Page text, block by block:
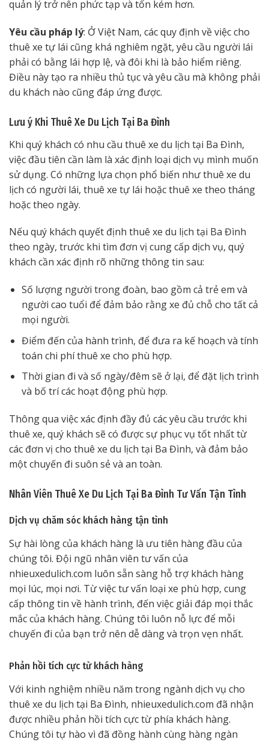
quản lý trở nên phức tạp và tốn kém hơn.
Yêu cầu pháp lý: Ở Việt Nam, các quy định về việc cho
thuê xe tự lái cũng khá nghiêm ngặt, yêu cầu người lái
phải có bằng lái hợp lệ, và đôi khi là bảo hiểm riêng.
Điều này tạo ra nhiều thủ tục và yêu cầu mà không phải
du khách nào cũng đáp ứng được.
Lưu ý Khi Thuê Xe Du Lịch Tại Ba Đình
Khi quý khách có nhu cầu thuê xe du lịch tại Ba Đình,
việc đầu tiên cần làm là xác định loại dịch vụ mình muốn
sử dụng. Có những lựa chọn phổ biến như thuê xe du
lịch có người lái, thuê xe tự lái hoặc thuê xe theo tháng
hoặc theo ngày.
Nếu quý khách quyết định thuê xe du lịch tại Ba Đình
theo ngày, trước khi tìm đơn vị cung cấp dịch vụ, quý
khách cần xác định rõ những thông tin sau:
Số lượng người trong đoàn, bao gồm cả trẻ em và
người cao tuổi để đảm bảo rằng xe đủ chỗ cho tất cả
mọi người.
Điểm đến của hành trình, để đưa ra kế hoạch và tính
toán chi phí thuê xe cho phù hợp.
Thời gian đi và số ngày/đêm sẽ ở lại, để đặt lịch trình
và bố trí các hoạt động phù hợp.
Thông qua việc xác định đầy đủ các yêu cầu trước khi
thuê xe, quý khách sẽ có được sự phục vụ tốt nhất từ
các đơn vị cho thuê xe du lịch tại Ba Đình, và đảm bảo
một chuyến đi suôn sẻ và an toàn.
Nhân Viên Thuê Xe Du Lịch Tại Ba Đình Tư Vấn Tận Tình
Dịch vụ chăm sóc khách hàng tận tình
Sự hài lòng của khách hàng là ưu tiên hàng đầu của
chúng tôi. Đội ngũ nhân viên tư vấn của
nhieuxedulich.com luôn sẵn sàng hỗ trợ khách hàng
mọi lúc, mọi nơi. Từ việc tư vấn loại xe phù hợp, cung
cấp thông tin về hành trình, đến việc giải đáp mọi thắc
mắc của khách hàng. Chúng tôi luôn nỗ lực để mỗi
chuyến đi của bạn trở nên dễ dàng và trọn vẹn nhất.
Phản hồi tích cực từ khách hàng
Với kinh nghiệm nhiều năm trong ngành dịch vụ cho
thuê xe du lịch tại Ba Đình, nhieuxedulich.com đã nhận
được nhiều phản hồi tích cực từ phía khách hàng.
Chúng tôi tự hào vì đã đồng hành cùng hàng ngàn